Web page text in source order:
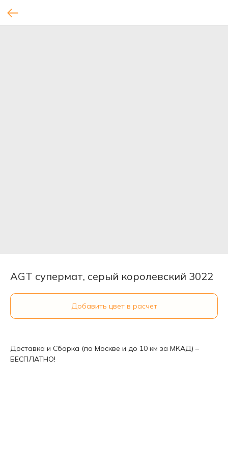
AGT супермат, серый королевский 3022
Добавить цвет в расчет
Доставка и Сборка (по Москве и до 10 км за МКАД) –
БЕСПЛАТНО!